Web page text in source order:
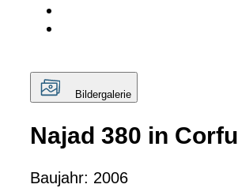
Bildergalerie
Najad 380 in Corfu
Baujahr: 2006